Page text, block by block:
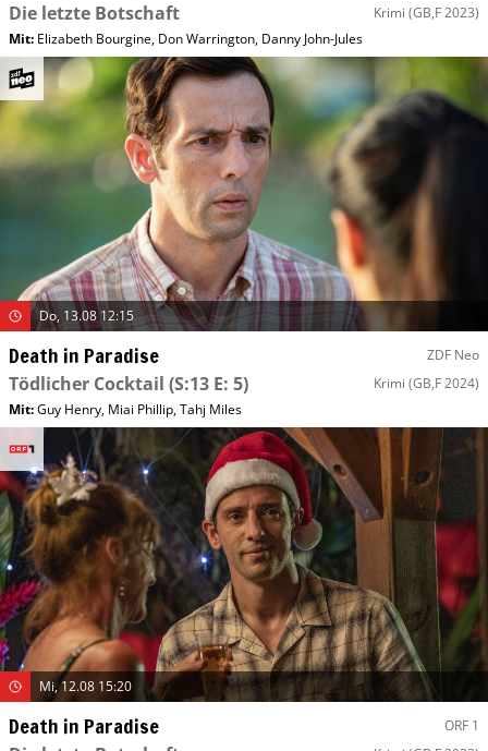
Die letzte Botschaft Krimi (GB,F 2023)
Mit: Elizabeth Bourgine, Don Warrington, Danny John-Jules
Do, 13.08 12:15
Death in Paradise ZDF Neo
Tödlicher Cocktail (S:13 E: 5) Krimi (GB,F 2024)
Mit:Guy Henry, Miai Phillip,Tahj Miles
Mi, 12.08 15:20
Death in Paradise ORF 1